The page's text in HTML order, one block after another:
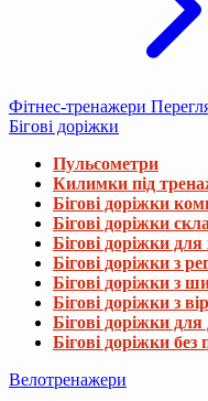
Фітнес-тренажери
Бігові доріжки
Пульсометри
Килимки під
Бігові доріжки
Бігові доріжки
Бігові доріжки для
Бігові доріжки з
Бігові доріжки з
Бігові доріжки з
Бігові доріжки
Бігові доріжки без
Велотренажери